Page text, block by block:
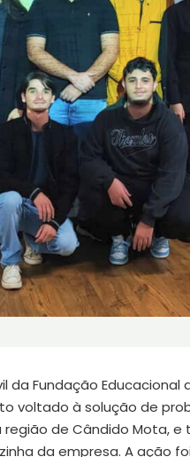
Fundação Educacional
voltado à solução de
região de Cândido Mota,
da empresa. A ação